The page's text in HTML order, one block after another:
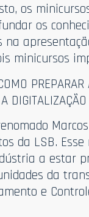
os
os
minicursos
DIGITALIZAÇÃO
da LSB. Esse
a estar
da
e